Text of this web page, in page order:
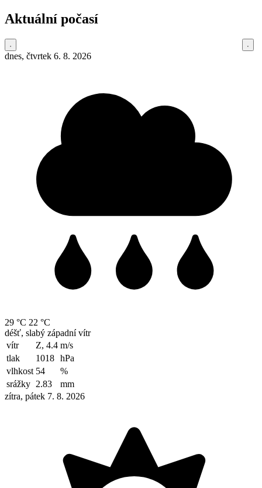
Aktuální počasí
dnes, čtvrtek 6. 8. 2026
29 °C 22 °C
déšť, slabý západní vítr
vítr
Z, 4.4 m/s
tlak
1018 hPa
vlhkost 54
%
srážky 2.83
mm
zítra, pátek 7. 8. 2026